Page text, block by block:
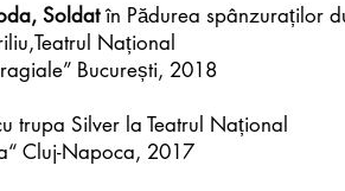
Soldatîn Pădurea spânzuraților
Național
București, 2018
trupa Silver la Teatrul Național
Cluj-Napoca, 2017